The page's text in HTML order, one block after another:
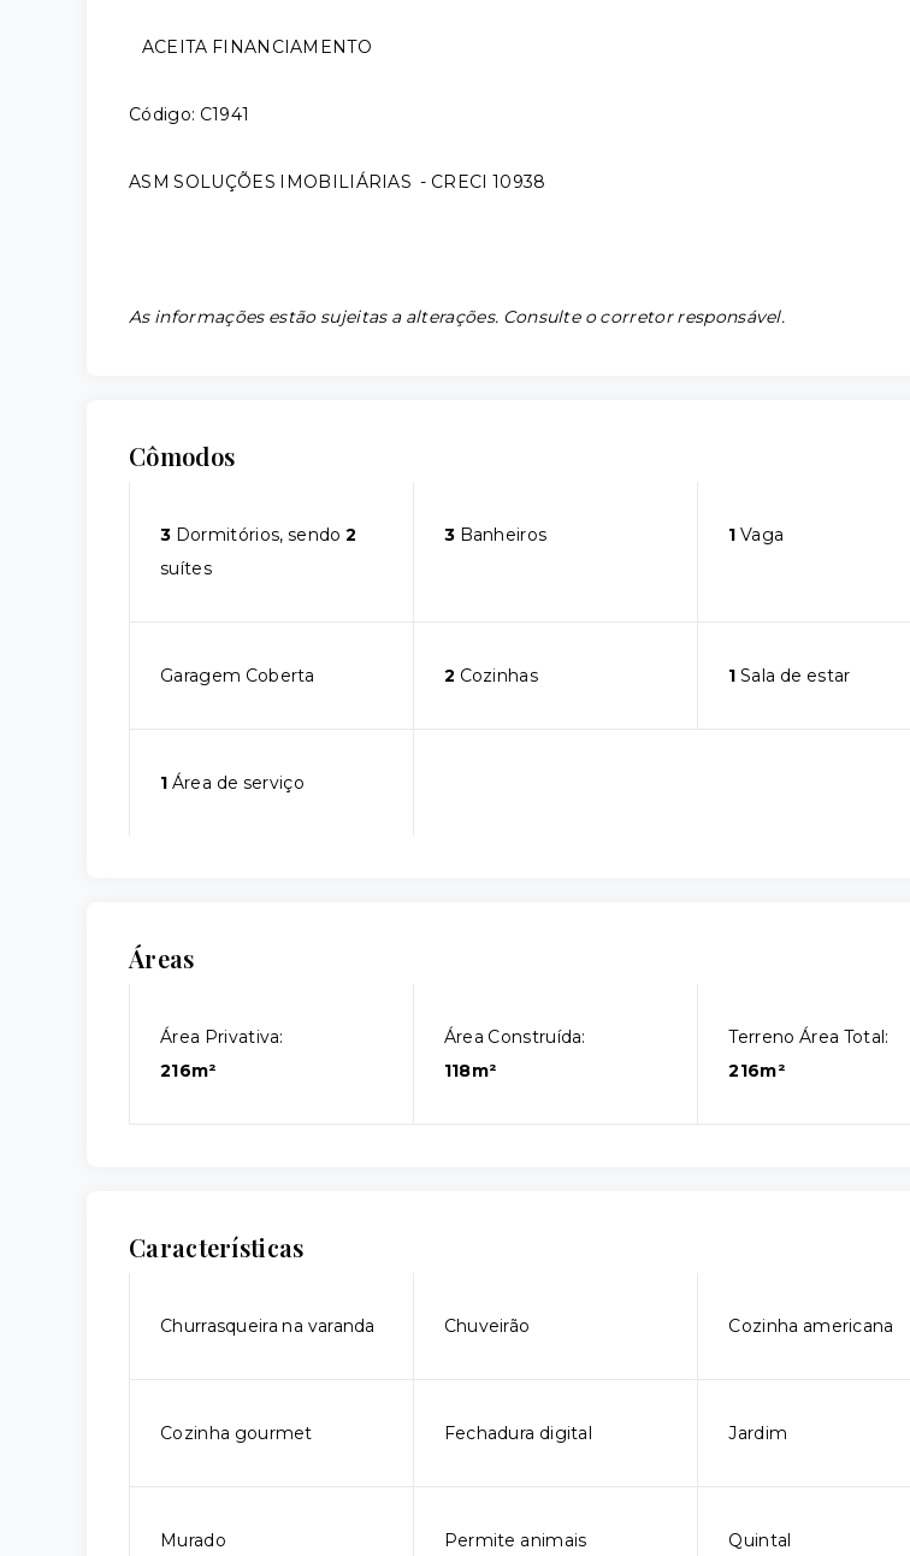
ACEITA FINANCIAMENTO
Código: C1941
ASM SOLUÇÕES IMOBILIÁRIAS - CRECI 10938
As informações estão sujeitas a alterações. Consulte o corretor responsável.
Cômodos
3 Dormitórios, sendo2
suítes
3Banheiros 1 Vaga
Garagem Coberta 2 Cozinhas 1 Sala de estar
1 Área de serviço
Áreas
Área Privativa:
216m²
Área Construída:
118m²
Terreno Área Total:
216m²
Características
Churrasqueira na varanda Chuveirão Cozinha americana
Cozinha gourmet Fechadura digital Jardim
Murado Permite animais Quintal